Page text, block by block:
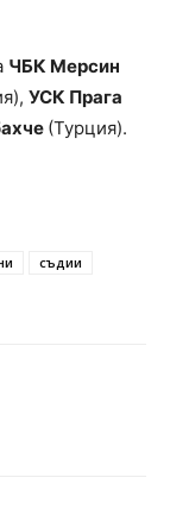
ЧБК Мерсин
УСК Прага
(Турция).
съдии